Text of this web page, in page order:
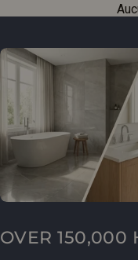
OVER 150,000